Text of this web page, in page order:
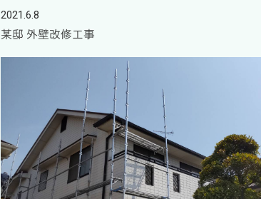
2021.6.8
某邸 外壁改修工事